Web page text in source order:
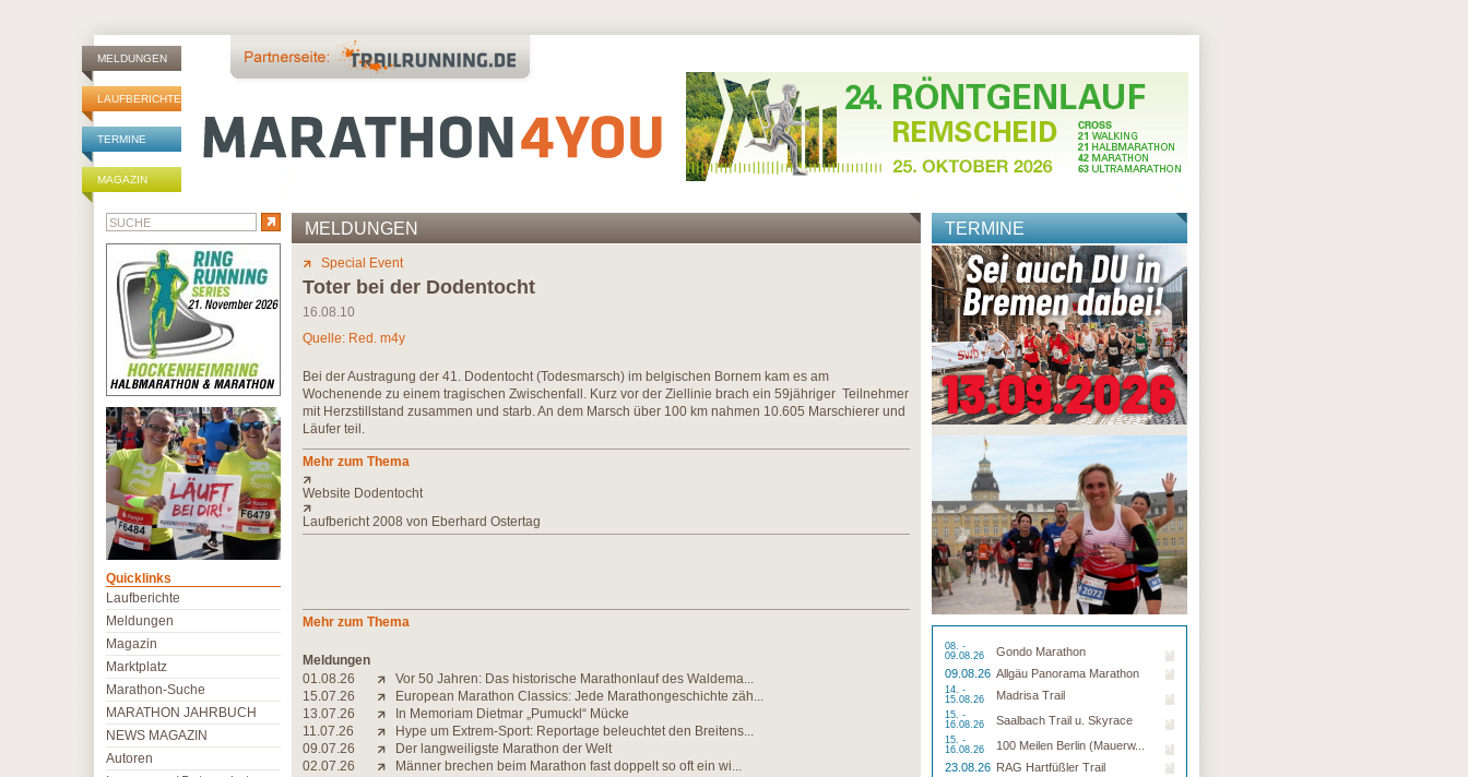
MELDUNGEN
LAUFBERICHTE
TERMINE
MAGAZIN
MELDUNGEN
Special Event
Toter bei der Dodentocht
16.08.10
Quelle: Red. m4y
Bei der Austragung der 41. Dodentocht (Todesmarsch) im belgischen Bornem kam es am
Wochenende zu einem tragischen Zwischenfall. Kurz vor der Ziellinie brach ein 59jähriger Teilnehmer
mit Herzstillstand zusammen und starb. An dem Marsch über 100 km nahmen 10.605 Marschierer und
Läufer teil.
Mehr zum Thema
Website Dodentocht
Laufbericht 2008 von Eberhard Ostertag
Mehr zum Thema
Meldungen
01.08.26
Vor 50 Jahren: Das historische Marathonlauf des Waldema...
15.07.26
European Marathon Classics: Jede Marathongeschichte zäh...
13.07.26
In Memoriam Dietmar „Pumuckl“ Mücke
11.07.26
Hype um Extrem-Sport: Reportage beleuchtet den Breitens...
09.07.26
Der langweiligste Marathon der Welt
02.07.26
Männer brechen beim Marathon fast doppelt so oft ein wi...
TERMINE
08. -
09.08.26
Gondo Marathon
09.08.26 Allgäu Panorama Marathon
14. -
15.08.26
Madrisa Trail
15. -
16.08.26
Saalbach Trail u. Skyrace
15. -
16.08.26
100 Meilen Berlin (Mauerw...
23.08.26 RAG Hartfüßler Trail
Quicklinks
Laufberichte
Meldungen
Magazin
Marktplatz
Marathon-Suche
MARATHON JAHRBUCH
NEWS MAGAZIN
Autoren